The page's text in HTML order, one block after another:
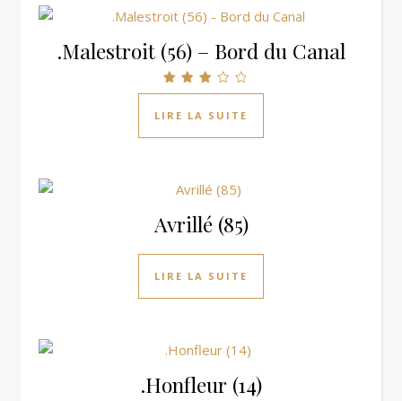
.Malestroit (56) – Bord du Canal
Note
sur 5
LIRE LA SUITE
Avrillé (85)
LIRE LA SUITE
.Honfleur (14)